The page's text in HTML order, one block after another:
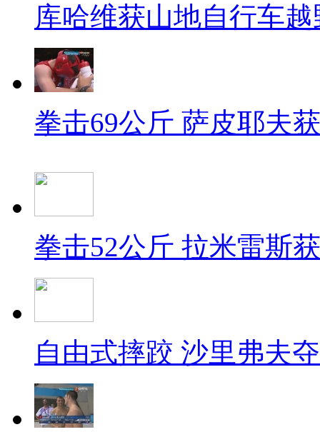
库哈维获山地自行车
拳击69公斤 萨皮耶夫
拳击52公斤 拉米雷斯
自由式摔跤 沙里弗夫